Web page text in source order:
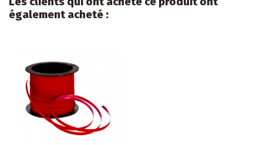
également acheté :